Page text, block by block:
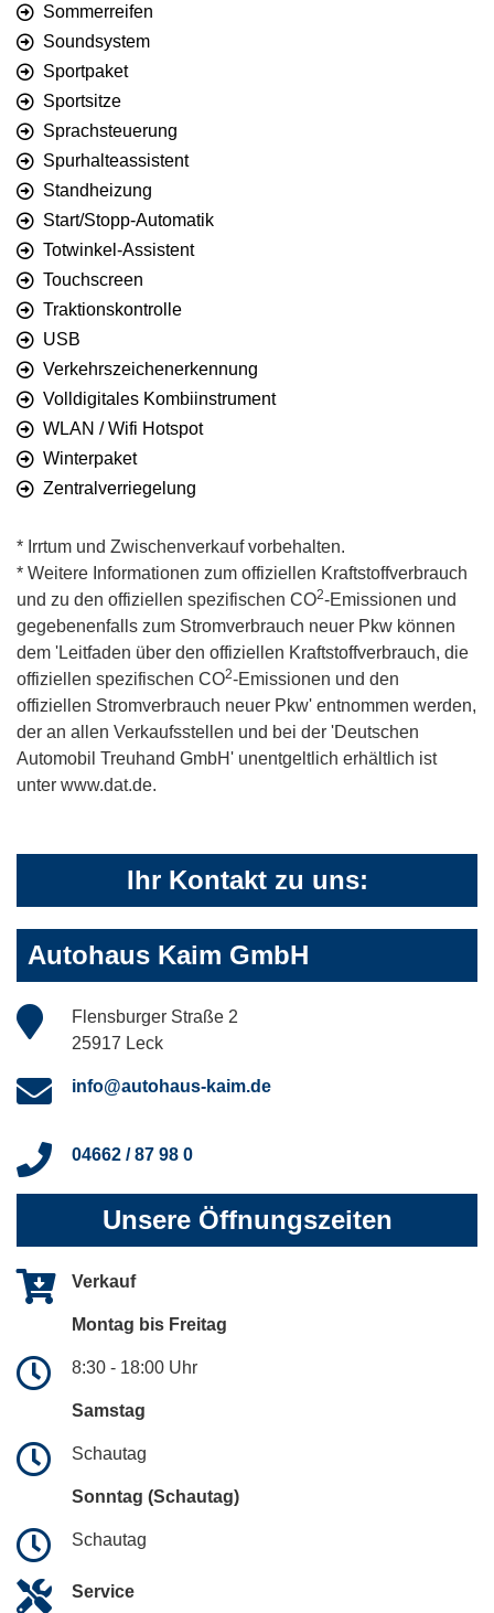
Sommerreifen
Soundsystem
Sportpaket
Sportsitze
Sprachsteuerung
Spurhalteassistent
Standheizung
Start/Stopp-Automatik
Totwinkel-Assistent
Touchscreen
Traktionskontrolle
USB
Verkehrszeichenerkennung
Volldigitales Kombiinstrument
WLAN / Wifi Hotspot
Winterpaket
Zentralverriegelung
* Irrtum und Zwischenverkauf vorbehalten.
* Weitere Informationen zum offiziellen Kraftstoffverbrauch
und zu den offiziellen spezifischen CO2-Emissionen und
gegebenenfalls zum Stromverbrauch neuer Pkw können
dem 'Leitfaden über den offiziellen Kraftstoffverbrauch, die
offiziellen spezifischen CO2-Emissionen und den
offiziellen Stromverbrauch neuer Pkw' entnommen werden,
der an allen Verkaufsstellen und bei der 'Deutschen
Automobil Treuhand GmbH' unentgeltlich erhältlich ist
unter www.dat.de.
Ihr Kontakt zu uns:
Autohaus Kaim GmbH
Flensburger Straße 2
25917 Leck
info@autohaus-kaim.de
04662 / 87 98 0
Unsere Öffnungszeiten
Verkauf
Montag bis Freitag
8:30 - 18:00 Uhr
Samstag
Schautag
Sonntag (Schautag)
Schautag
Service